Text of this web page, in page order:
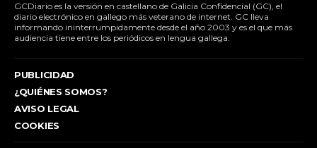
GCDiario es la versión en castellano de Galicia Confidencial (GC), el
diario electrónico en gallego más veterano de internet. GC lleva
informando ininterrumpidamente desde el año 2003 y es el que más
audiencia tiene entre los periódicos en lengua gallega.
PUBLICIDAD
¿QUIÉNES SOMOS?
AVISO LEGAL
COOKIES